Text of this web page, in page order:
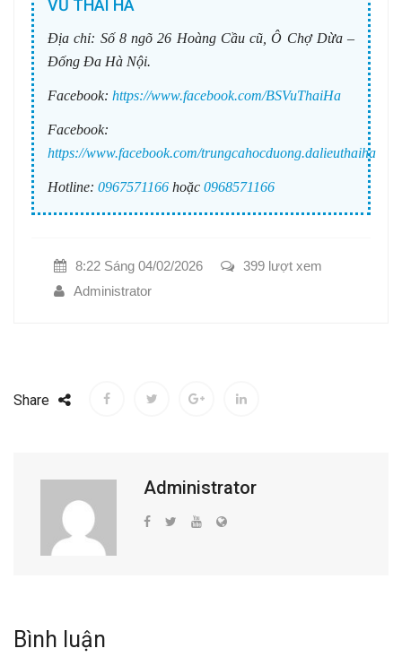
VŨ THÁI HÀ
Địa chỉ: Số 8 ngõ 26 Hoàng Cầu cũ, Ô Chợ Dừa –
Đống Đa Hà Nội.
Facebook: https://www.facebook.com/BSVuThaiHa
Facebook:
https://www.facebook.com/trungcahocduong.dalieuthaiha
Hotline: 0967571166 hoặc 0968571166
8:22 Sáng 04/02/2026
399 lượt xem
Administrator
Share
Administrator
Bình luận